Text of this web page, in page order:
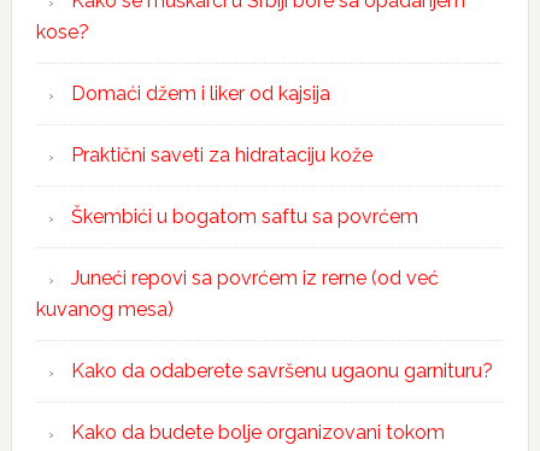
kose?
Domaći džem i liker od kajsija
Praktični saveti za hidrataciju kože
Škembići u bogatom saftu sa povrćem
Juneći repovi sa povrćem iz rerne (od već
kuvanog mesa)
Kako da odaberete savršenu ugaonu garnituru?
Kako da budete bolje organizovani tokom